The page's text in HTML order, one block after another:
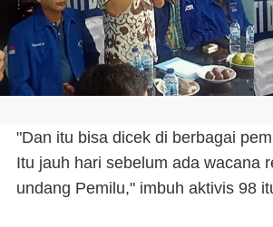
"Dan itu bisa dicek di berbagai
Itu jauh hari sebelum ada wacana
undang Pemilu," imbuh aktivis 98